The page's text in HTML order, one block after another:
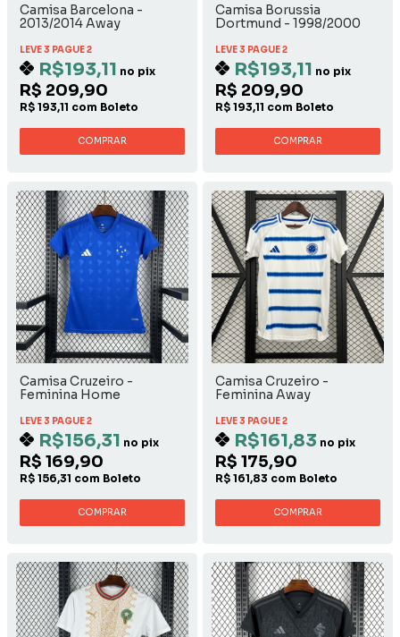
Camisa Barcelona -
2013/2014 Away
LEVE 3 PAGUE 2
R$193,11 no pix
R$ 209,90
R$ 193,11 com Boleto
COMPRAR
Camisa Borussia
Dortmund - 1998/2000
LEVE 3 PAGUE 2
R$193,11 no pix
R$ 209,90
R$ 193,11 com Boleto
COMPRAR
Camisa Cruzeiro -
Feminina Home
LEVE 3 PAGUE 2
R$156,31 no pix
R$ 169,90
R$ 156,31 com Boleto
COMPRAR
Camisa Cruzeiro -
Feminina Away
LEVE 3 PAGUE 2
R$161,83 no pix
R$ 175,90
R$ 161,83 com Boleto
COMPRAR